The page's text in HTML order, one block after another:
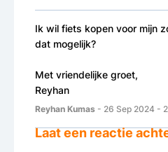
Ik wil fiets kopen voor mijn
dat mogelijk?
Met vriendelijke groet,
Reyhan
Reyhan Kumas - 26 Sep 2024 -
Laat een reactie